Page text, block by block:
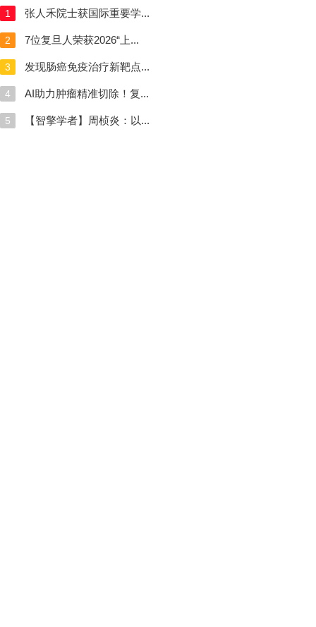
1 张人禾院士获国际重要学...
2 7位复旦人荣获2026“上...
3 发现肠癌免疫治疗新靶点...
4 AI助力肿瘤精准切除！复...
5 【智擎学者】周桢炎：以...